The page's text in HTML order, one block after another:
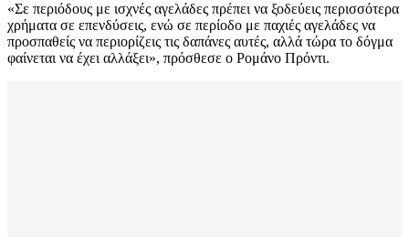
«Σε περιόδους με ισχνές αγελάδες πρέπει να ξοδεύεις περισσότερα
χρήματα σε επενδύσεις, ενώ σε περίοδο με παχιές αγελάδες να
προσπαθείς να περιορίζεις τις δαπάνες αυτές, αλλά τώρα το δόγμα
φαίνεται να έχει αλλάξει», πρόσθεσε ο Ρομάνο Πρόντι.